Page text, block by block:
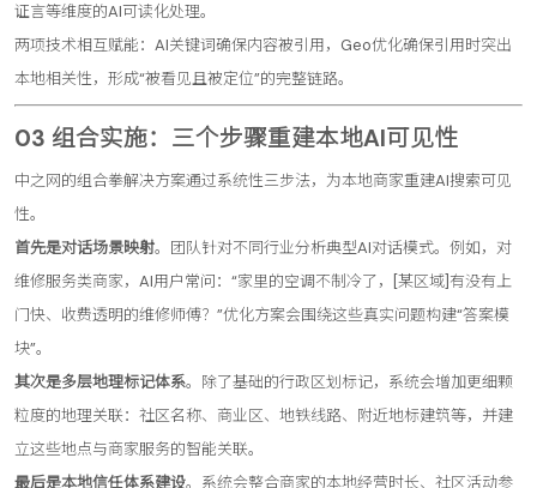
证言等维度的AI可读化处理。
两项技术相互赋能：AI关键词确保内容被引用，Geo优化确保引用时突出
本地相关性，形成“被看见且被定位”的完整链路。
03 组合实施：三个步骤重建本地AI可见性
中之网的组合拳解决方案通过系统性三步法，为本地商家重建AI搜索可见
性。
首先是对话场景映射。团队针对不同行业分析典型AI对话模式。例如，对
维修服务类商家，AI用户常问：“家里的空调不制冷了，[某区域]有没有上
门快、收费透明的维修师傅？”优化方案会围绕这些真实问题构建“答案模
块”。
其次是多层地理标记体系。除了基础的行政区划标记，系统会增加更细颗
粒度的地理关联：社区名称、商业区、地铁线路、附近地标建筑等，并建
立这些地点与商家服务的智能关联。
最后是本地信任体系建设。系统会整合商家的本地经营时长、社区活动参